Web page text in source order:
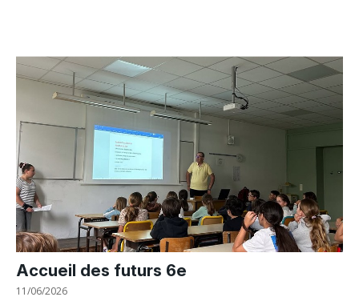
Accueil des futurs 6e
11/06/2026